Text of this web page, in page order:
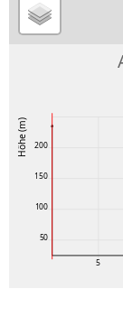
50
100
150
200
5
Höhe (m)